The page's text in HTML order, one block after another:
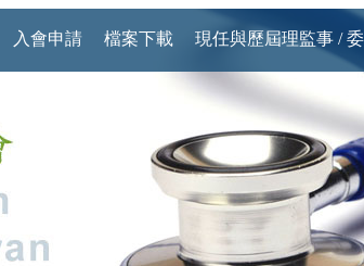
入會申請 檔案下載 現任與歷屆理監事 /